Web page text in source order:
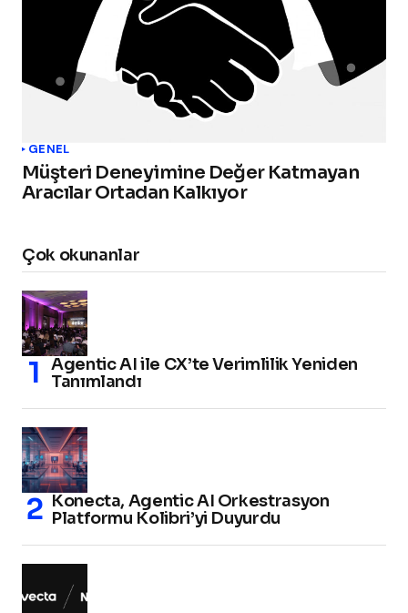
GENEL
Müşteri Deneyimine Değer Katmayan
Aracılar Ortadan Kalkıyor
Çok okunanlar
Agentic AI ile CX’te Verimlilik Yeniden
Tanımlandı
Konecta, Agentic AI Orkestrasyon
Platformu Kolibri’yi Duyurdu